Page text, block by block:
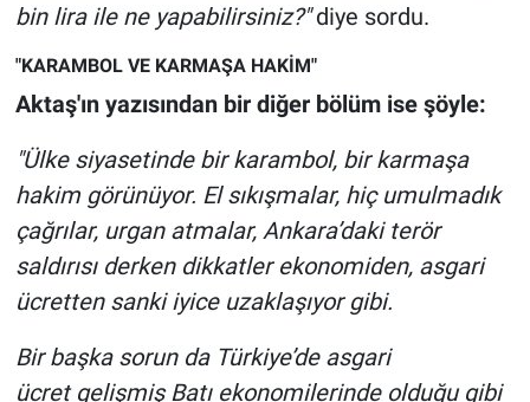
bin lira ile ne yapabilirsiniz?"diye sordu.
"KARAMBOL VE KARMAŞA HAKİM"
Aktaş'ın yazısından bir diğer bölüm ise şöyle:
"Ülke siyasetinde bir karambol, bir karmaşa
hakim görünüyor. El sıkışmalar, hiç umulmadık
çağrılar, urgan atmalar, Ankara’daki terör
saldırısı derken dikkatler ekonomiden, asgari
ücretten sanki iyice uzaklaşıyor gibi.
Bir başka sorun da Türkiye’de asgari
ücret gelişmiş Batı ekonomilerinde olduğu gibi